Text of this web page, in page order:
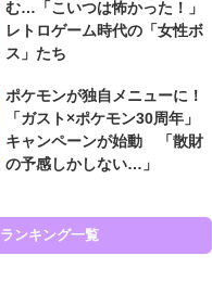
む…「こいつは怖かった！」
レトロゲーム時代の「女性ボ
ス」たち
ポケモンが独自メニューに！
「ガスト×ポケモン30周年」
キャンペーンが始動 「散財
の予感しかしない…」
ランキング一覧